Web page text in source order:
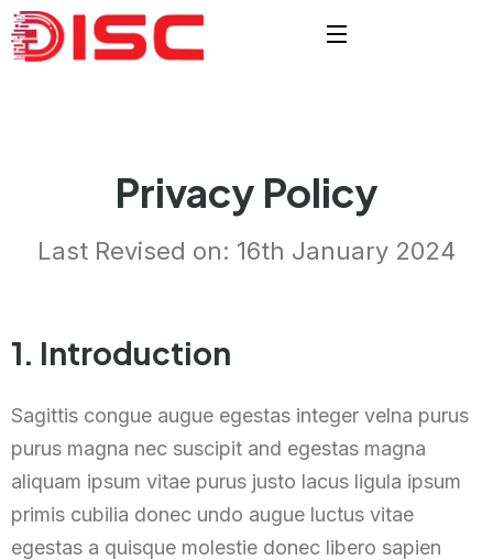
Privacy Policy
Last Revised on: 16th January 2024
1. Introduction
Sagittis congue augue egestas integer velna purus
purus magna nec suscipit and egestas magna
aliquam ipsum vitae purus justo lacus ligula ipsum
primis cubilia donec undo augue luctus vitae
egestas a quisque molestie donec libero sapien